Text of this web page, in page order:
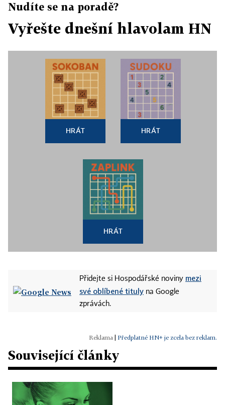
Nudíte se na poradě?
Vyřešte dnešní hlavolam HN
HRÁT HRÁT
HRÁT
Přidejte si Hospodářské noviny mezi
své oblíbené tituly na Google
zprávách.
Předplatné HN+ je zcela bez reklam.
Související články